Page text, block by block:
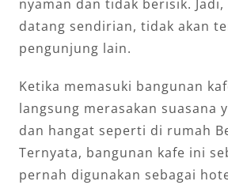
nyaman dan tidak berisik. Jadi,
datang sendirian, tidak akan
pengunjung lain.
Ketika memasuki bangunan
langsung merasakan suasana
dan hangat seperti di rumah
Ternyata, bangunan kafe ini
pernah digunakan sebagai